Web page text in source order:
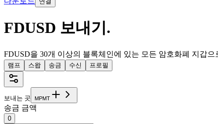
FDUSD 보내기.
FDUSD을 30개 이상의 블록체인에 있는 모든 암호화폐 지갑으
램프 스왑 송금 수신 프로필
보내는 곳 MPMT
송금 금액
0